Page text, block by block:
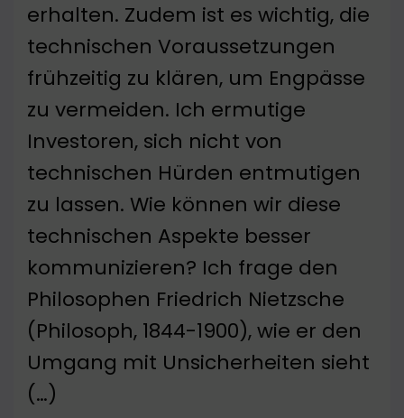
erhalten. Zudem ist es wichtig, die
technischen Voraussetzungen
frühzeitig zu klären, um Engpässe
zu vermeiden. Ich ermutige
Investoren, sich nicht von
technischen Hürden entmutigen
zu lassen. Wie können wir diese
technischen Aspekte besser
kommunizieren? Ich frage den
Philosophen Friedrich Nietzsche
(Philosoph, 1844-1900), wie er den
Umgang mit Unsicherheiten sieht
(…)